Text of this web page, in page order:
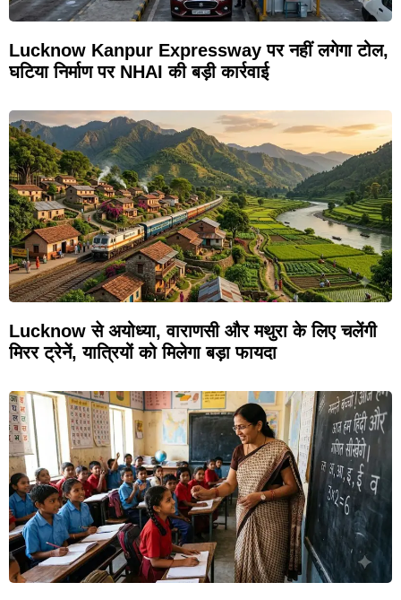
Lucknow Kanpur Expressway पर नहीं लगेगा टोल,
घटिया निर्माण पर NHAI की बड़ी कार्रवाई
Lucknow से अयोध्या, वाराणसी और मथुरा के लिए चलेंगी
मिरर ट्रेनें, यात्रियों को मिलेगा बड़ा फायदा